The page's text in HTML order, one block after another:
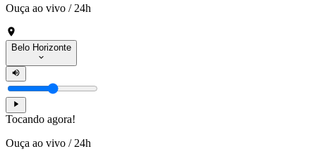
Ouça ao vivo / 24h
Belo Horizonte
Tocando agora!
Ouça ao vivo / 24h